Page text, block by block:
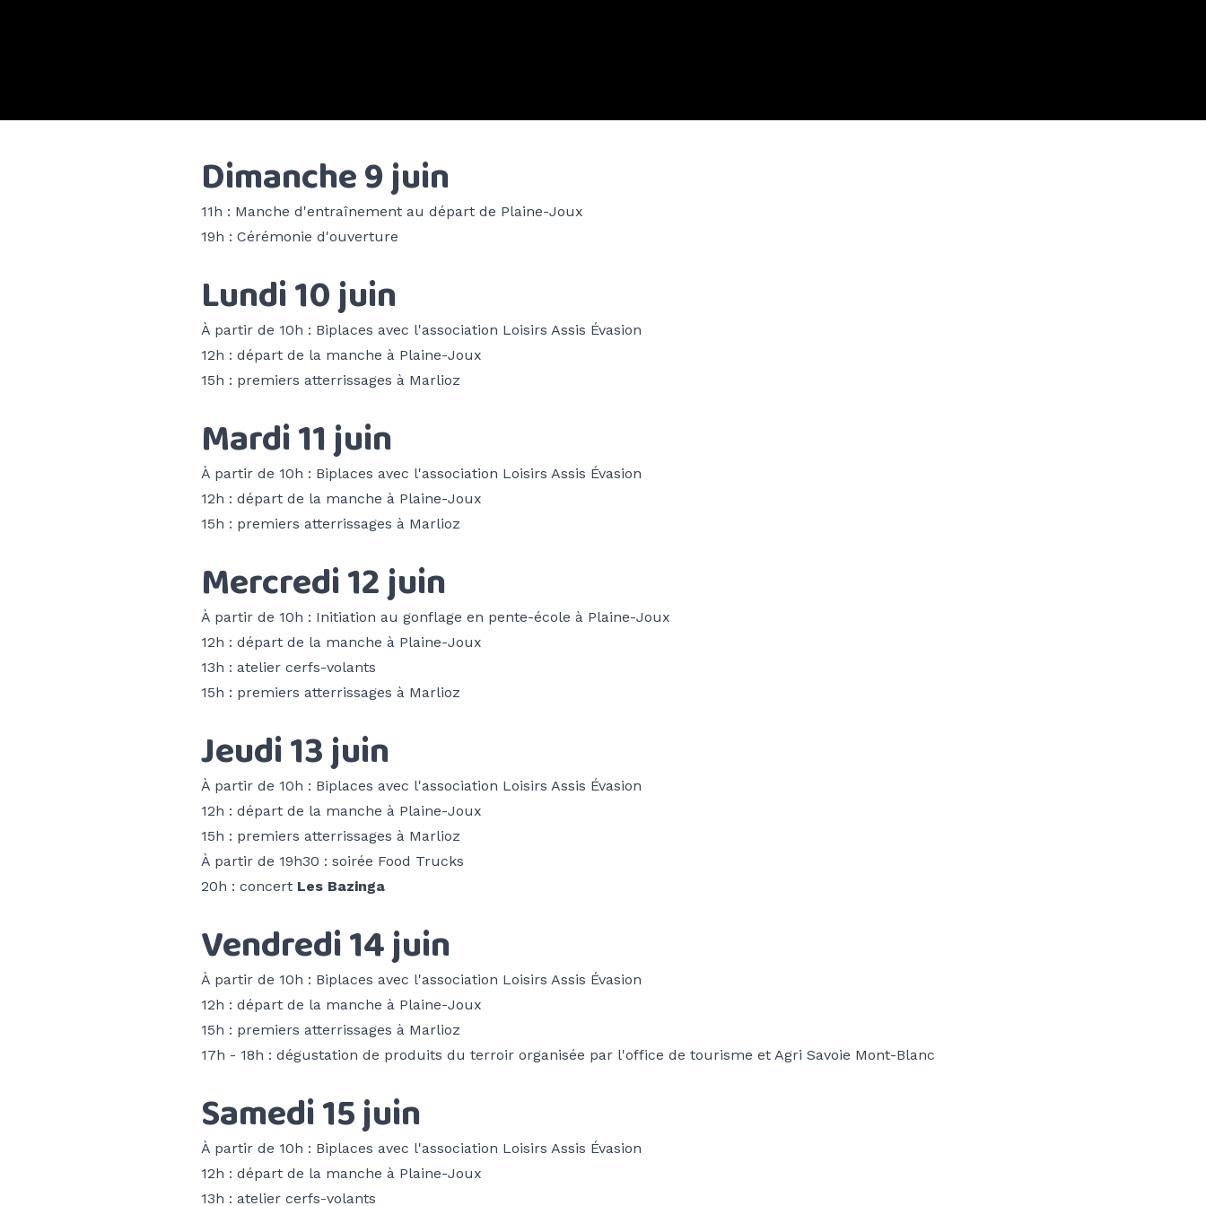
Dimanche 9 juin
11h : Manche d'entraînement au départ de Plaine-Joux
19h : Cérémonie d'ouverture
Lundi 10 juin
À partir de 10h : Biplaces avec l'association Loisirs Assis Évasion
12h : départ de la manche à Plaine-Joux
15h : premiers atterrissages à Marlioz
Mardi 11 juin
À partir de 10h : Biplaces avec l'association Loisirs Assis Évasion
12h : départ de la manche à Plaine-Joux
15h : premiers atterrissages à Marlioz
Mercredi 12 juin
À partir de 10h : Initiation au gonflage en pente-école à Plaine-Joux
12h : départ de la manche à Plaine-Joux
13h : atelier cerfs-volants
15h : premiers atterrissages à Marlioz
Jeudi 13 juin
À partir de 10h : Biplaces avec l'association Loisirs Assis Évasion
12h : départ de la manche à Plaine-Joux
15h : premiers atterrissages à Marlioz
À partir de 19h30 : soirée Food Trucks
20h : concert Les Bazinga
Vendredi 14 juin
À partir de 10h : Biplaces avec l'association Loisirs Assis Évasion
12h : départ de la manche à Plaine-Joux
15h : premiers atterrissages à Marlioz
17h - 18h : dégustation de produits du terroir organisée par l'office de tourisme et Agri Savoie Mont-Blanc
Samedi 15 juin
À partir de 10h : Biplaces avec l'association Loisirs Assis Évasion
12h : départ de la manche à Plaine-Joux
13h : atelier cerfs-volants